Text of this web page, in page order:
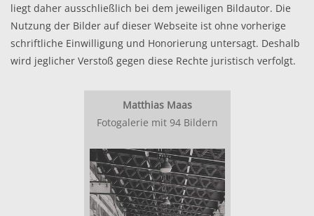
liegt daher ausschließlich bei dem jeweiligen Bildautor. Die
Nutzung der Bilder auf dieser Webseite ist ohne vorherige
schriftliche Einwilligung und Honorierung untersagt. Deshalb
wird jeglicher Verstoß gegen diese Rechte juristisch verfolgt.
Matthias Maas
Fotogalerie mit 94 Bildern